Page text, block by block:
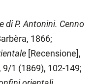
udinese
l’Isonzo, A.
provvisorio
di intimare la resa
di Palmanova.
di Udine
di P. Antonini. Cenno
1866;
[Recensione],
9/1 (1869), 102-149;